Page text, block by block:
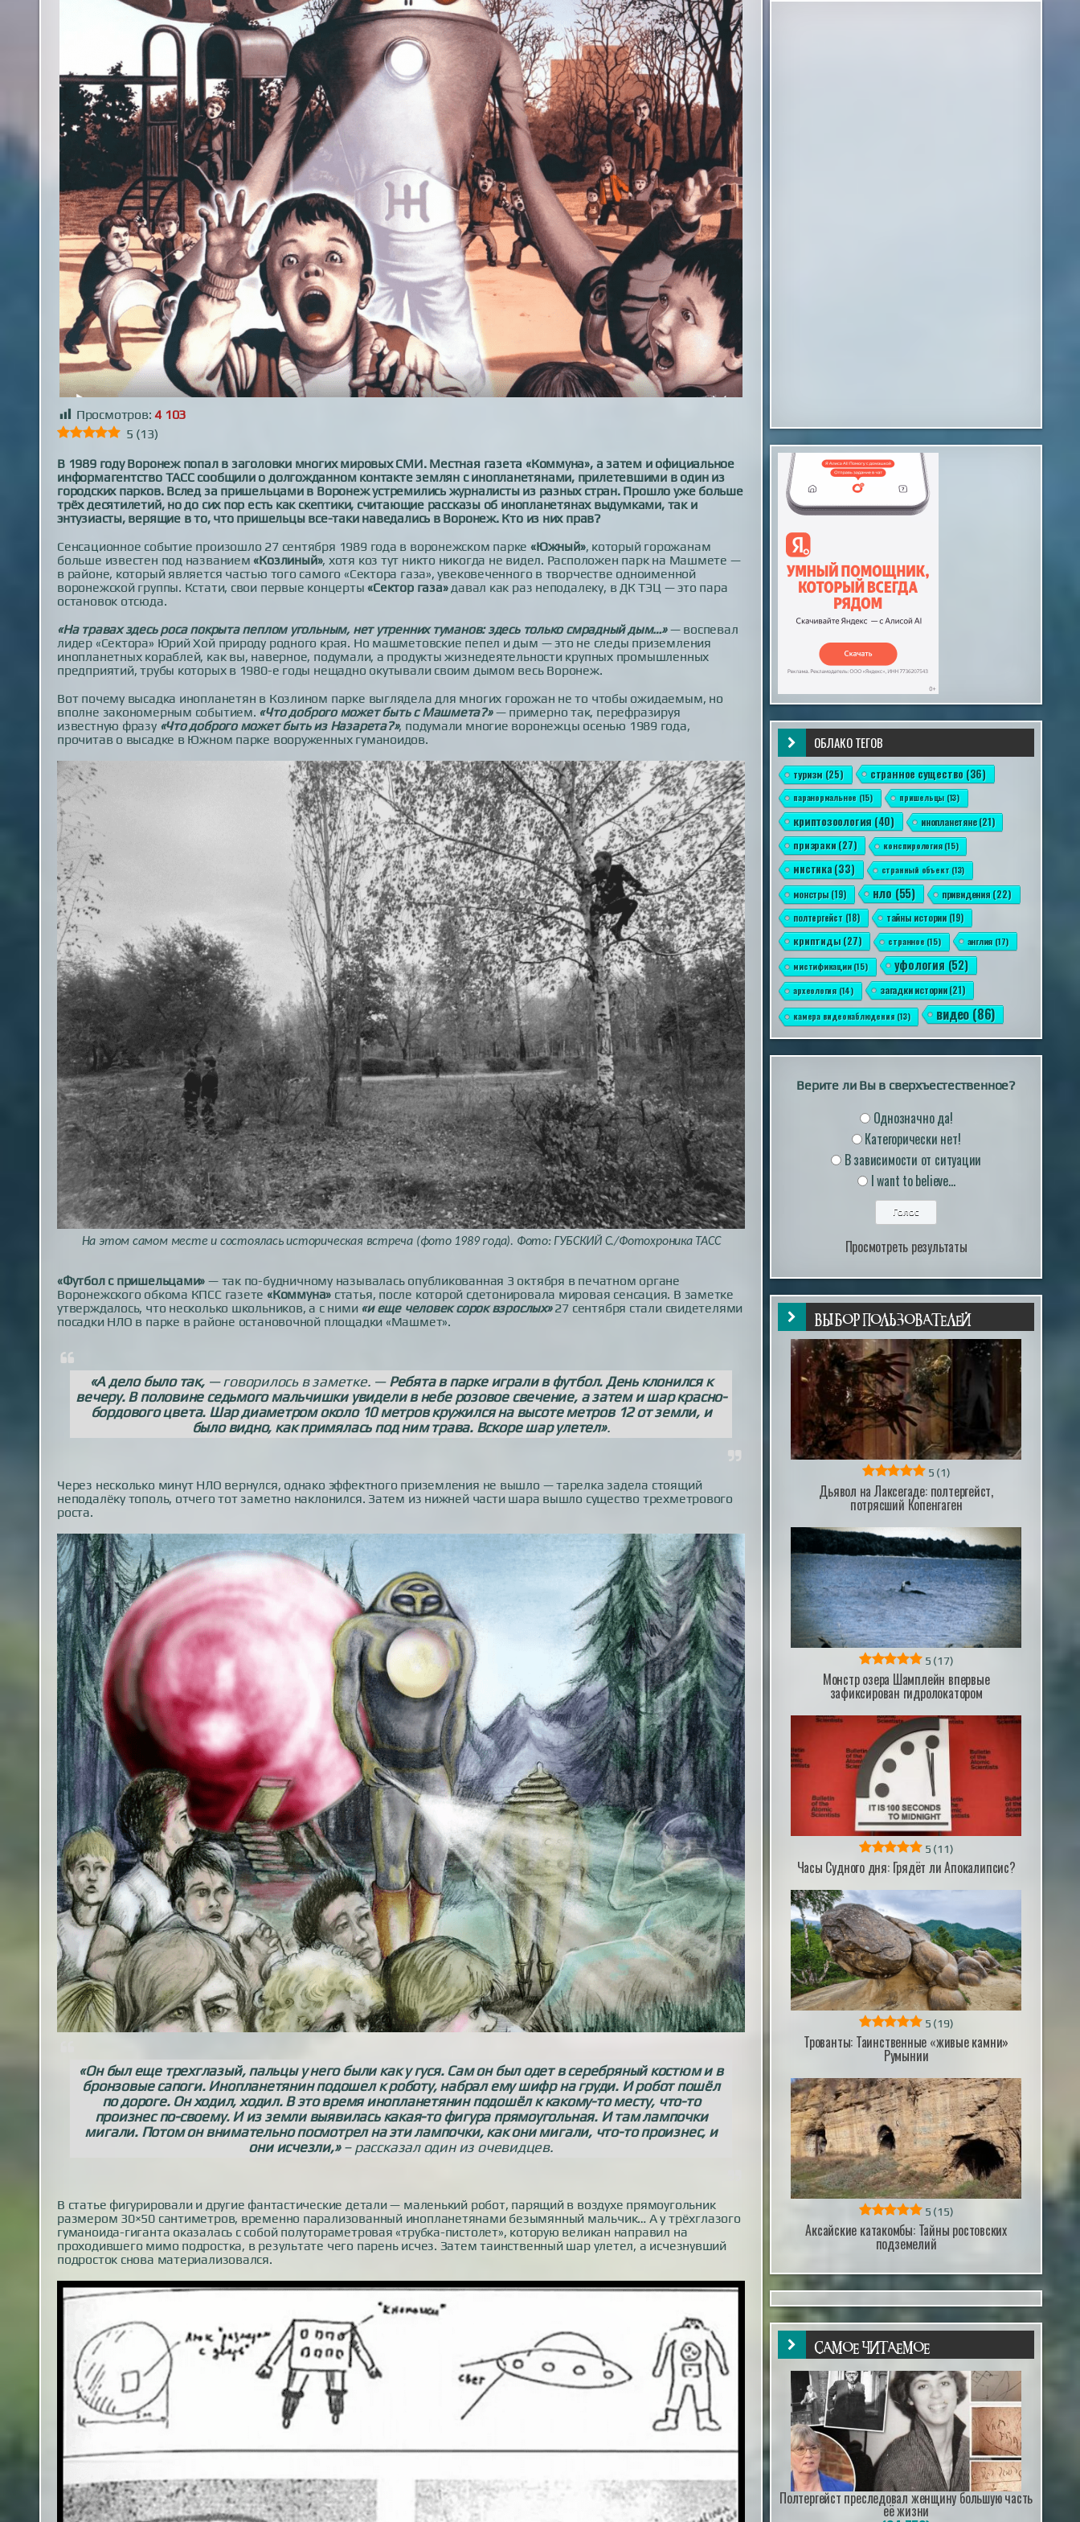
Просмотров: 4 103
5 (13)
В 1989 году Воронеж попал в заголовки многих мировых СМИ. Местная газета «Коммуна», а затем и официальное
информагентство ТАСС сообщили о долгожданном контакте землян с инопланетянами, прилетевшими в один из
городских парков. Вслед за пришельцами в Воронеж устремились журналисты из разных стран. Прошло уже больше
трёх десятилетий, но до сих пор есть как скептики, считающие рассказы об инопланетянах выдумками, так и
энтузиасты, верящие в то, что пришельцы все-таки наведались в Воронеж. Кто из них прав?
Сенсационное событие произошло 27 сентября 1989 года в воронежском парке«Южный», который горожанам
больше известен под названием«Козлиный», хотя коз тут никто никогда не видел. Расположен парк на Машмете —
в районе, который является частью того самого «Сектора газа», увековеченного в творчестве одноименной
воронежской группы. Кстати, свои первые концерты«Сектор газа»давал как раз неподалеку, в ДК ТЭЦ — это пара
остановок отсюда.
«На травах здесь роса покрыта пеплом угольным, нет утренних туманов: здесь только смрадный дым…»— воспевал
лидер «Сектора» Юрий Хой природу родного края. Но машметовские пепел и дым — это не следы приземления
инопланетных кораблей, как вы, наверное, подумали, а продукты жизнедеятельности крупных промышленных
предприятий, трубы которых в 1980-е годы нещадно окутывали своим дымом весь Воронеж.
Вот почему высадка инопланетян в Козлином парке выглядела для многих горожан не то чтобы ожидаемым, но
вполне закономерным событием. «Что доброго может быть с Машмета?»— примерно так, перефразируя
известную фразу «Что доброго может быть из Назарета?», подумали многие воронежцы осенью 1989 года,
прочитав о высадке в Южном парке вооруженных гуманоидов.
На этом самом месте и состоялась историческая встреча (фото 1989 года). Фото: ГУБСКИЙ С./Фотохроника ТАСС
«Футбол с пришельцами» — так по-будничному называлась опубликованная 3 октября в печатном органе
Воронежского обкома КПСС газете«Коммуна» статья, после которой сдетонировала мировая сенсация. В заметке
утверждалось, что несколько школьников, а с ними «и еще человек сорок взрослых»27 сентября стали свидетелями
посадки НЛО в парке в районе остановочной площадки «Машмет».
«А дело было так,— говорилось в заметке. —Ребята в парке играли в футбол. День клонился к
вечеру. В половине седьмого мальчишки увидели в небе розовое свечение, а затем и шар красно-
бордового цвета. Шар диаметром около 10 метров кружился на высоте метров 12 от земли, и
было видно, как примялась под ним трава. Вскоре шар улетел».
Через несколько минут НЛО вернулся, однако эффектного приземления не вышло — тарелка задела стоящий
неподалёку тополь, отчего тот заметно наклонился. Затем из нижней части шара вышло существо трехметрового
роста.
«Он был еще трехглазый, пальцы у него были как у гуся. Сам он был одет в серебряный костюм и в
бронзовые сапоги. Инопланетянин подошел к роботу, набрал ему шифр на груди. И робот пошёл
по дороге. Он ходил, ходил. В это время инопланетянин подошёл к какому-то месту, что-то
произнес по-своему. И из земли выявилась какая-то фигура прямоугольная. И там лампочки
мигали. Потом он внимательно посмотрел на эти лампочки, как они мигали, что-то произнес, и
они исчезли,»– рассказал один из очевидцев.
В статье фигурировали и другие фантастические детали — маленький робот, парящий в воздухе прямоугольник
размером 30×50 сантиметров, временно парализованный инопланетянами безымянный мальчик… А у трёхглазого
гуманоида-гиганта оказалась с собой полутораметровая «трубка-пистолет», которую великан направил на
проходившего мимо подростка, в результате чего парень исчез. Затем таинственный шар улетел, а исчезнувший
подросток снова материализовался.
ОБЛАКО ТЕГОВ
туризм(25) странное существо (36)
паранормальное (15) пришельцы(13)
криптозоология (40) инопланетяне(21)
призраки(27) конспирология(15)
мистика(33) странный объект(13)
монстры(19) нло(55) привидения(22)
полтергейст(18) тайны истории(19)
криптиды(27) странное(15) англия(17)
мистификации(15) уфология(52)
археология(14) загадки истории(21)
камера видеонаблюдения(13) видео(86)
Верите ли Вы в сверхъестественное?
Однозначно да!
Категорически нет!
В зависимости от ситуации
I want to believe...
Просмотреть результаты
ВЫБОР ПОЛЬЗОВАТЕЛЕЙ
5 (1)
Дьявол на Лаксегаде: полтергейст,
потрясший Копенгаген
5 (17)
Монстр озера Шамплейн впервые
зафиксирован гидролокатором
5 (11)
Часы Судного дня: Грядёт ли Апокалипсис?
5 (19)
Трованты: Таинственные «живые камни»
Румынии
5 (15)
Аксайские катакомбы: Тайны ростовских
подземелий
САМОЕ ЧИТАЕМОЕ
Полтергейст преследовал женщину большую часть
её жизни